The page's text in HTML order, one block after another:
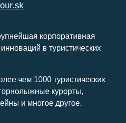
корпоративная
в туристических
чем 1000 туристических
курорты,
и многое другое.